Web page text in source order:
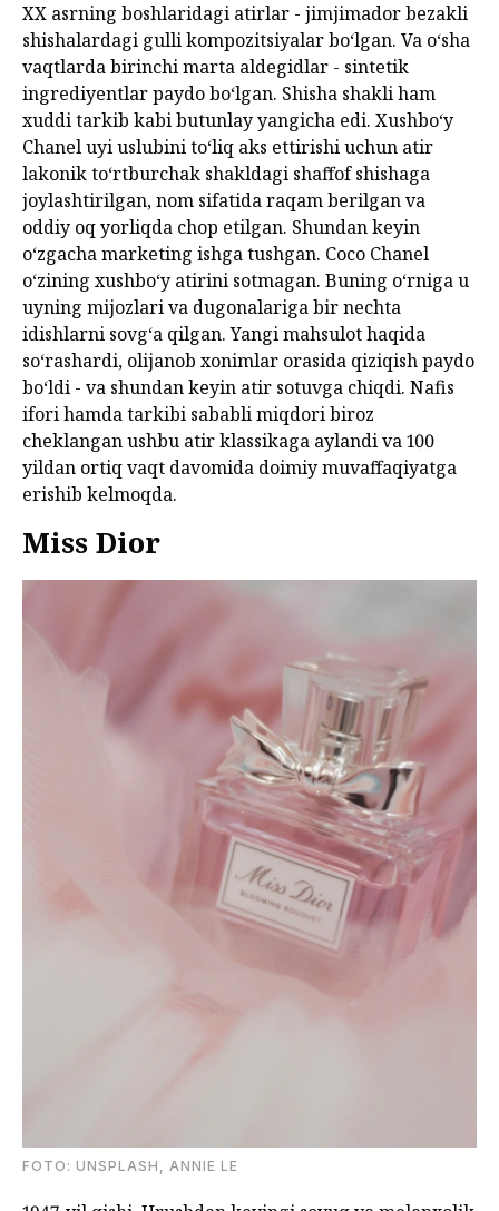
XX asrning boshlaridagi atirlar - jimjimador bezakli
shishalardagi gulli kompozitsiyalar boʻlgan. Va oʻsha
vaqtlarda birinchi marta aldegidlar - sintetik
ingrediyentlar paydo boʻlgan. Shisha shakli ham
xuddi tarkib kabi butunlay yangicha edi. Xushboʻy
Chanel uyi uslubini toʻliq aks ettirishi uchun atir
lakonik toʻrtburchak shakldagi shaffof shishaga
joylashtirilgan, nom sifatida raqam berilgan va
oddiy oq yorliqda chop etilgan. Shundan keyin
oʻzgacha marketing ishga tushgan. Coco Chanel
oʻzining xushboʻy atirini sotmagan. Buning oʻrniga u
uyning mijozlari va dugonalariga bir nechta
idishlarni sovgʻa qilgan. Yangi mahsulot haqida
soʻrashardi, olijanob xonimlar orasida qiziqish paydo
boʻldi - va shundan keyin atir sotuvga chiqdi. Nafis
ifori hamda tarkibi sababli miqdori biroz
cheklangan ushbu atir klassikaga aylandi va 100
yildan ortiq vaqt davomida doimiy muvaffaqiyatga
erishib kelmoqda.
Miss Dior
FOTO: UNSPLASH, ANNIE LE